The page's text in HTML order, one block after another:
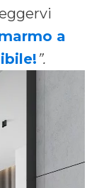
a
”.